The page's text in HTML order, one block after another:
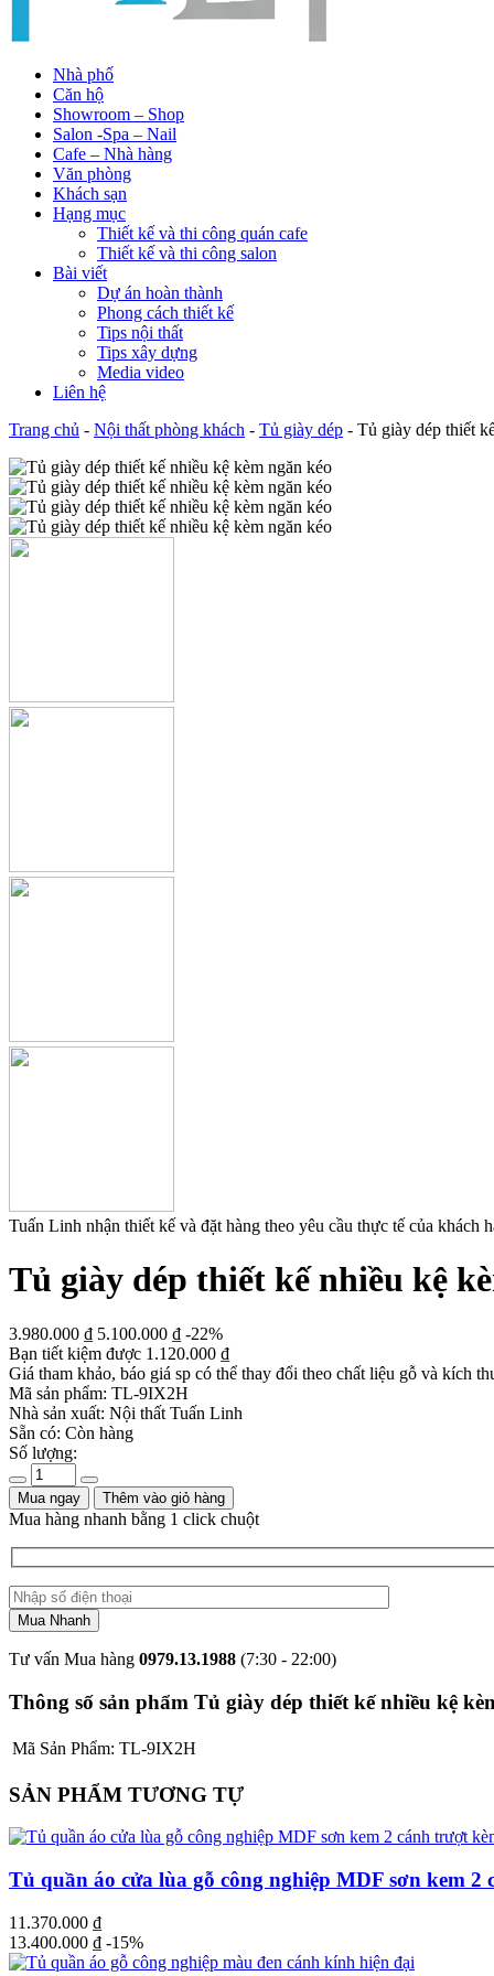
Nhà phố
Căn hộ
Showroom – Shop
Salon -Spa – Nail
Cafe – Nhà hàng
Văn phòng
Khách sạn
Hạng mục
Thiết kế và thi công quán cafe
Thiết kế và thi công salon
Bài viết
Dự án hoàn thành
Phong cách thiết kế
Tips nội thất
Tips xây dựng
Media video
Liên hệ
Trang chủ - Nội thất phòng khách - Tủ giày dép - Tủ giày dép thiết
Tuấn Linh nhận thiết kế và đặt hàng theo yêu cầu thực tế của khách
Tủ giày dép thiết kế nhiều kệ
3.980.000 ₫ 5.100.000 ₫ -22%
Bạn tiết kiệm được 1.120.000 ₫
Giá tham khảo, báo giá sp có thể thay đổi theo chất liệu gỗ và kích
Mã sản phẩm: TL-9IX2H
Nhà sản xuất: Nội thất Tuấn Linh
Sẵn có: Còn hàng
Số lượng:
Mua ngay Thêm vào giỏ hàng
Mua hàng nhanh bằng 1 click chuột
Tư vấn Mua hàng 0979.13.1988 (7:30 - 22:00)
Thông số sản phẩm Tủ giày dép thiết kế nhiều kệ
Mã Sản Phẩm: TL-9IX2H
SẢN PHẨM TƯƠNG TỰ
Tủ quần áo cửa lùa gỗ công nghiệp MDF sơn kem 2
11.370.000 ₫
13.400.000 ₫ -15%